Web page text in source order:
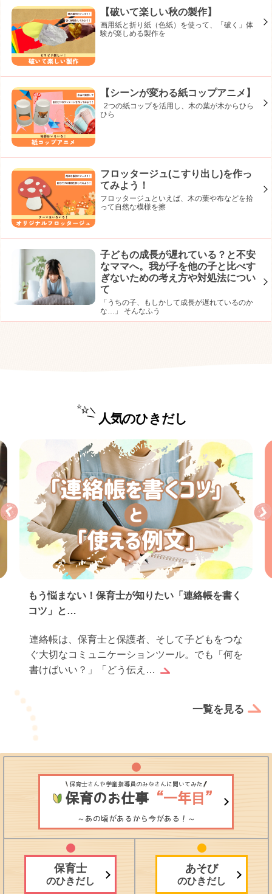
【破いて楽しい秋の製作】
画用紙と折り紙（色紙）を使って、「破く」体
験が楽しめる製作を
【シーンが変わる紙コップアニメ】
2つの紙コップを活用し、木の葉が木からひら
ひら
フロッタージュ(こすり出し)を作っ
てみよう！
フロッタージュといえば、木の葉や布などを拾
って自然な模様を擦
子どもの成長が遅れている？と不安
なママへ。我が子を他の子と比べす
ぎないための考え方や対処法につい
て
「うちの子、もしかして成長が遅れているのか
な…」 そんなふう
人気のひきだし
もう悩まない！保育士が知りたい「連絡帳を書く
コツ」と…
連絡帳は、保育士と保護者、そして子どもをつな
ぐ大切なコミュニケーションツール。でも「何を
書けばいい？」「どう伝え…
一覧を見る
保育士さんや学童指導員のみなさんに聞いてみた
保育のお仕事“一年目”
～あの頃があるから今がある！～
保育士
のひきだし
あそび
のひきだし